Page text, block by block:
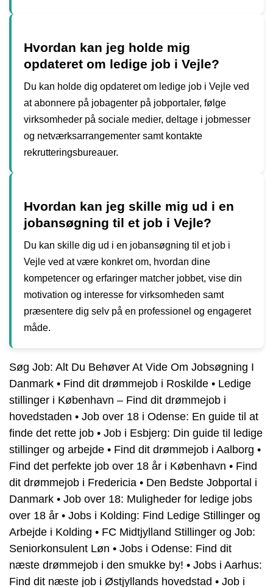
Hvordan kan jeg holde mig
opdateret om ledige job i Vejle?
Du kan holde dig opdateret om ledige job i Vejle ved
at abonnere på jobagenter på jobportaler, følge
virksomheder på sociale medier, deltage i jobmesser
og netværksarrangementer samt kontakte
rekrutteringsbureauer.
Hvordan kan jeg skille mig ud i en
jobansøgning til et job i Vejle?
Du kan skille dig ud i en jobansøgning til et job i
Vejle ved at være konkret om, hvordan dine
kompetencer og erfaringer matcher jobbet, vise din
motivation og interesse for virksomheden samt
præsentere dig selv på en professionel og engageret
måde.
Søg Job: Alt Du Behøver At Vide Om Jobsøgning I
Danmark • Find dit drømmejob i Roskilde • Ledige
stillinger i København – Find dit drømmejob i
hovedstaden • Job over 18 i Odense: En guide til at
finde det rette job • Job i Esbjerg: Din guide til ledige
stillinger og arbejde • Find dit drømmejob i Aalborg •
Find det perfekte job over 18 år i København • Find
dit drømmejob i Fredericia • Den Bedste Jobportal i
Danmark • Job over 18: Muligheder for ledige jobs
over 18 år • Jobs i Kolding: Find Ledige Stillinger og
Arbejde i Kolding • FC Midtjylland Stillinger og Job:
Seniorkonsulent Løn • Jobs i Odense: Find dit
næste drømmejob i den smukke by! • Jobs i Aarhus:
Find dit næste job i Østjyllands hovedstad • Job i